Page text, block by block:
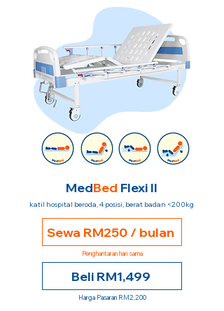
MedBed Flexi II
katil hospital beroda, 4 posisi, berat badan <200kg
Sewa RM250 / bulan
Penghantaran hari sama
Beli RM1,499
Harga Pasaran RM2,200